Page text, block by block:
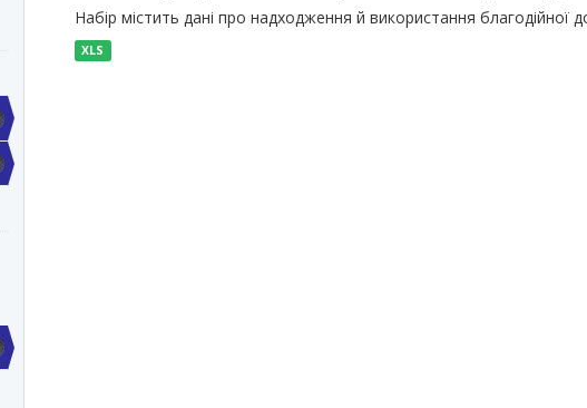
Набір містить дані про надходження й використання благодійної
XLS